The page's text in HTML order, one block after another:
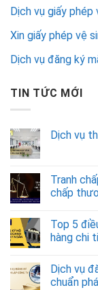
Dịch vụ giấy
Xin giấy phép vệ
Dịch vụ đăng ký
TIN TỨC MỚI
Dịch vụ
Tranh
chấp
Top 5
hàng chi
Dịch vụ
chuẩn